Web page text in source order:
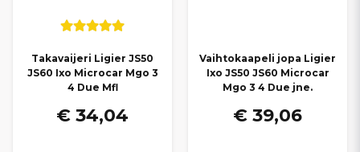
Takavaijeri Ligier JS50
JS60 Ixo Microcar Mgo 3
4 Due Mfl
€ 34,04
Vaihtokaapeli jopa Ligier
Ixo JS50 JS60 Microcar
Mgo 3 4 Due jne.
€ 39,06